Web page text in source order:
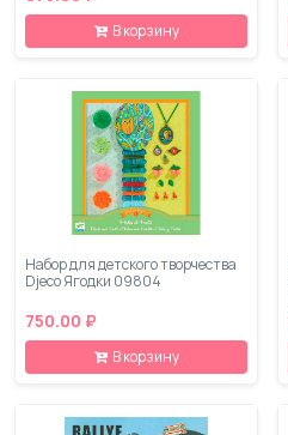
В корзину
Набор для детского творчества
Djeco Ягодки 09804
750.00 ₽
В корзину